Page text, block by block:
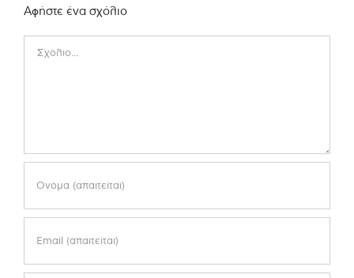
Αφήστε ένα σχόλιο